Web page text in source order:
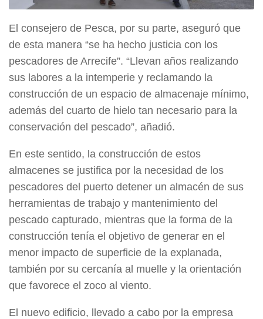
El consejero de Pesca, por su parte, aseguró que
de esta manera “se ha hecho justicia con los
pescadores de Arrecife”. “Llevan años realizando
sus labores a la intemperie y reclamando la
construcción de un espacio de almacenaje mínimo,
además del cuarto de hielo tan necesario para la
conservación del pescado”, añadió.
En este sentido, la construcción de estos
almacenes se justifica por la necesidad de los
pescadores del puerto detener un almacén de sus
herramientas de trabajo y mantenimiento del
pescado capturado, mientras que la forma de la
construcción tenía el objetivo de generar en el
menor impacto de superficie de la explanada,
también por su cercanía al muelle y la orientación
que favorece el zoco al viento.
El nuevo edificio, llevado a cabo por la empresa